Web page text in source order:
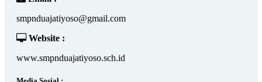
smpnduajatiyoso@gmail.com
Website :
www.smpnduajatiyoso.sch.id